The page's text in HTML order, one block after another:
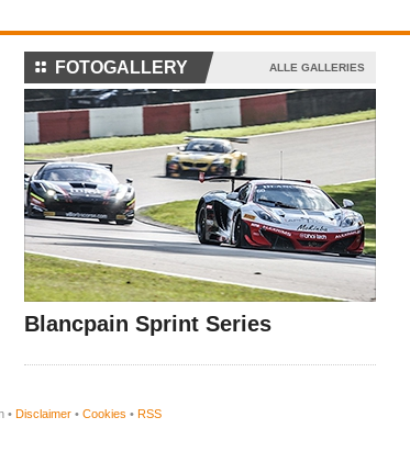
⚏ FOTOGALLERY ALLE GALLERIES
Blancpain Sprint Series
• Disclaimer • Cookies • RSS